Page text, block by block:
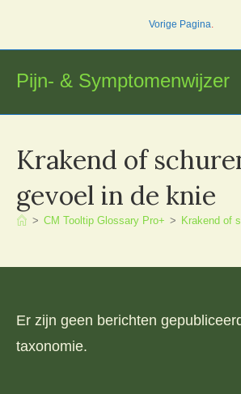
inhoud
Vorige Pagina.
Pijn- & Symptomenwijzer
Krakend of
gevoel in de knie
> CM Tooltip Glossary Pro+ > Krakend of
Er zijn geen berichten
taxonomie.